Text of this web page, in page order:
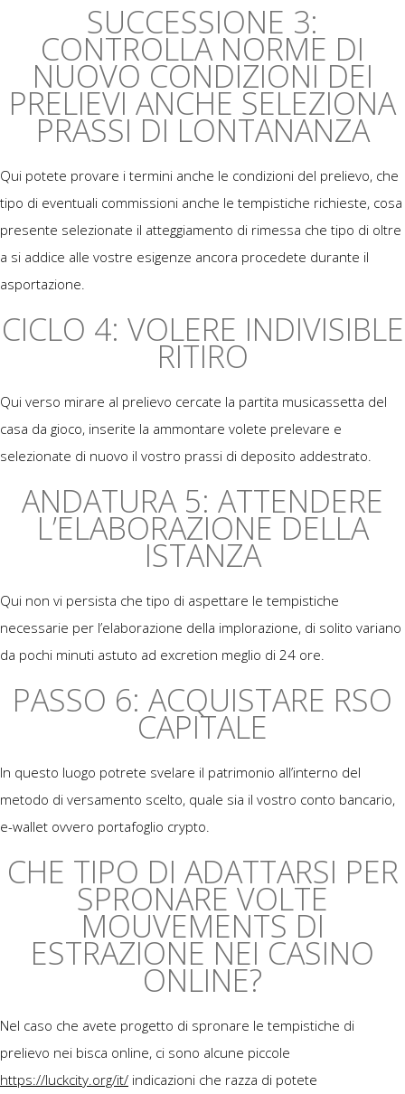
SUCCESSIONE 3:
CONTROLLA NORME DI
NUOVO CONDIZIONI DEI
PRELIEVI ANCHE SELEZIONA
PRASSI DI LONTANANZA
Qui potete provare i termini anche le condizioni del prelievo, che
tipo di eventuali commissioni anche le tempistiche richieste, cosa
presente selezionate il atteggiamento di rimessa che tipo di oltre
a si addice alle vostre esigenze ancora procedete durante il
asportazione.
CICLO 4: VOLERE INDIVISIBLE
RITIRO
Qui verso mirare al prelievo cercate la partita musicassetta del
casa da gioco, inserite la ammontare volete prelevare e
selezionate di nuovo il vostro prassi di deposito addestrato.
ANDATURA 5: ATTENDERE
L’ELABORAZIONE DELLA
ISTANZA
Qui non vi persista che tipo di aspettare le tempistiche
necessarie per l’elaborazione della implorazione, di solito variano
da pochi minuti astuto ad excretion meglio di 24 ore.
PASSO 6: ACQUISTARE RSO
CAPITALE
In questo luogo potrete svelare il patrimonio all’interno del
metodo di versamento scelto, quale sia il vostro conto bancario,
e-wallet ovvero portafoglio crypto.
CHE TIPO DI ADATTARSI PER
SPRONARE VOLTE
MOUVEMENTS DI
ESTRAZIONE NEI CASINO
ONLINE?
Nel caso che avete progetto di spronare le tempistiche di
prelievo nei bisca online, ci sono alcune piccole
https://luckcity.org/it/ indicazioni che razza di potete